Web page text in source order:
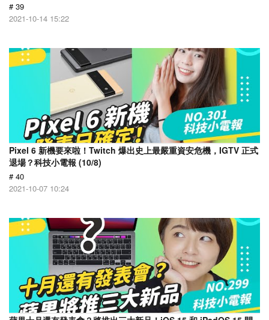
# 39
2021-10-14 15:22
Pixel 6 新機要來啦！Twitch 爆出史上最嚴重資安危機，IGTV 正式
退場？科技小電報 (10/8)
# 40
2021-10-07 10:24